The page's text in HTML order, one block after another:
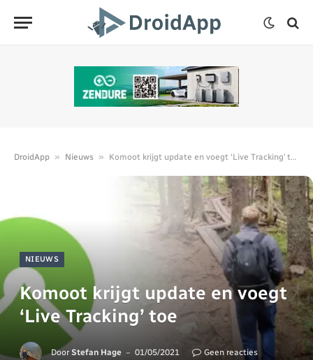
DroidApp » Nieuws » Komoot krijgt update en voegt ‘Live Tracking’ toe
NIEUWS
Komoot krijgt update en voegt
‘Live Tracking’ toe
Door Stefan Hage 01/05/2021
Geen reacties